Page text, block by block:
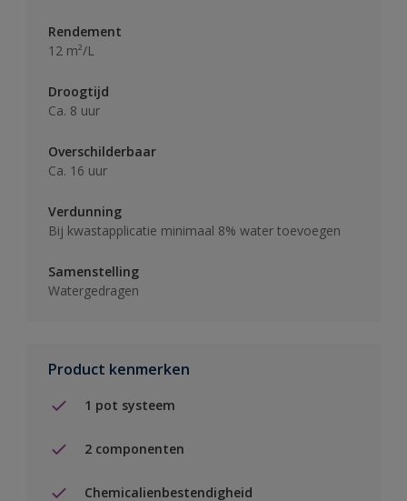
Rendement
12 m²/L
Droogtijd
Ca. 8 uur
Overschilderbaar
Ca. 16 uur
Verdunning
Bij kwastapplicatie minimaal 8% water toevoegen
Samenstelling
Watergedragen
Product kenmerken
1 pot systeem
2 componenten
Chemicalienbestendigheid